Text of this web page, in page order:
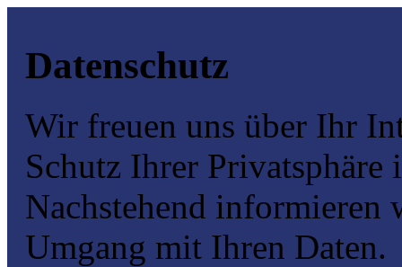
Datenschutz
Wir freuen uns über Ihr
Schutz Ihrer
Nachstehend informieren
Umgang mit Ihren Daten.